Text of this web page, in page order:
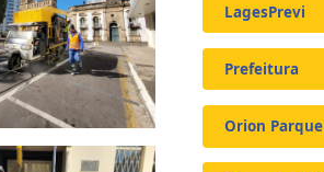
LagesPrevi
Prefeitura
Orion Parque